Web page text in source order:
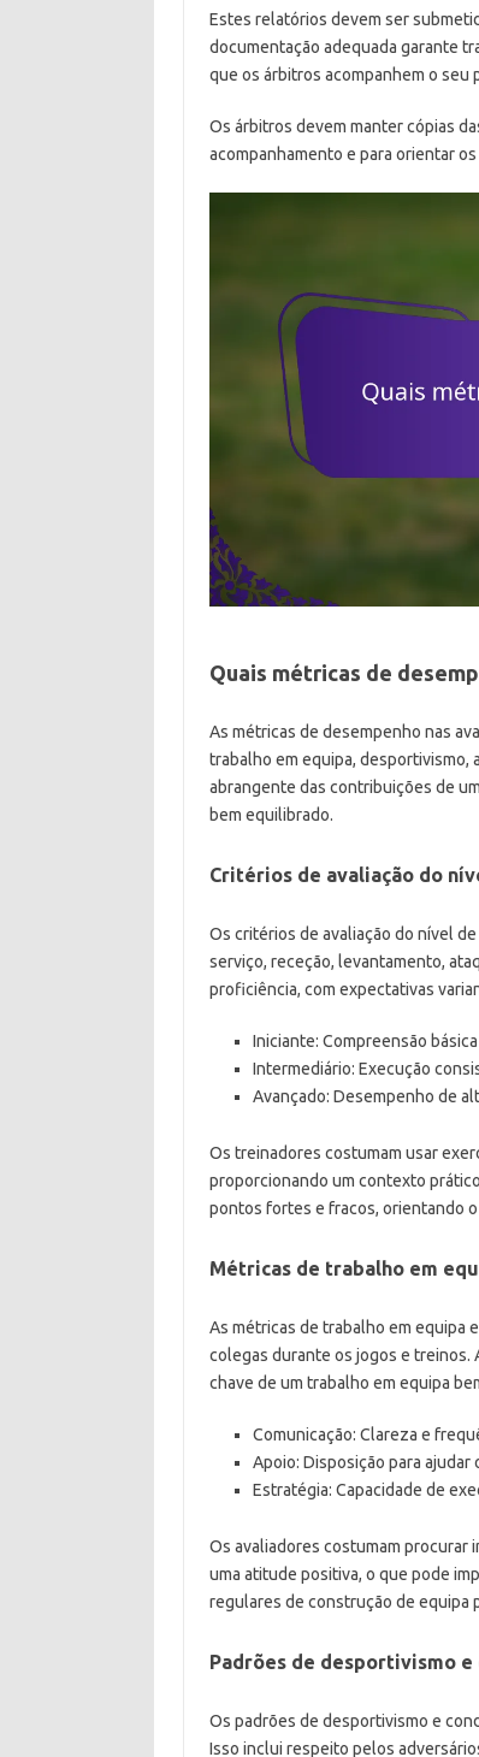
Estes relatórios devem ser
documentação adequada garante
que os árbitros acompanhem o seu
Os árbitros devem manter cópias
acompanhamento e para orientar
Quais métricas de
As métricas de desempenho nas
trabalho em equipa, desportivismo,
abrangente das contribuições de
bem equilibrado.
Critérios de avaliação do
Os critérios de avaliação do nível
serviço, receção, levantamento,
proficiência, com expectativas
Iniciante: Compreensão
Intermediário: Execução
Avançado: Desempenho de
Os treinadores costumam usar
proporcionando um contexto
pontos fortes e fracos, orientando
Métricas de trabalho em
As métricas de trabalho em equipa
colegas durante os jogos e treinos.
chave de um trabalho em equipa
Comunicação: Clareza e
Apoio: Disposição para
Estratégia: Capacidade de
Os avaliadores costumam procurar
uma atitude positiva, o que pode
regulares de construção de equipa
Padrões de desportivismo e
Os padrões de desportivismo e
Isso inclui respeito pelos